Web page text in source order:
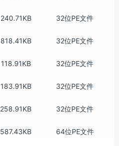
240.71KB 32位PE文件
818.41KB 32位PE文件
118.91KB 32位PE文件
183.91KB 32位PE文件
258.91KB 32位PE文件
587.43KB 64位PE文件